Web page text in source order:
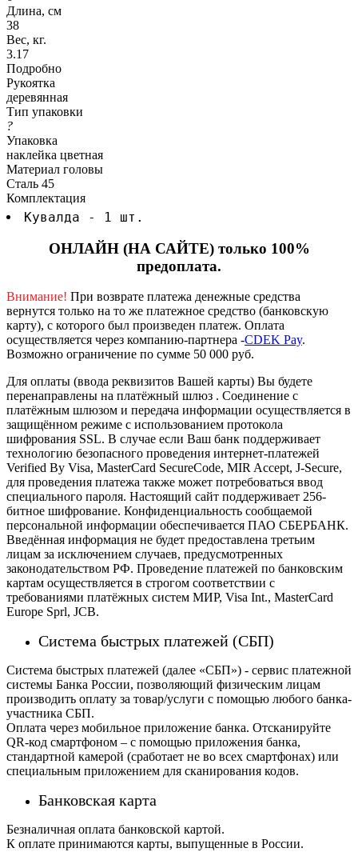
Длина, см
38
Вес, кг.
3.17
Подробно
Рукоятка
деревянная
Тип упаковки
?
Упаковка
наклейка цветная
Материал головы
Сталь 45
Комплектация
Кувалда - 1 шт.
ОНЛАЙН (НА САЙТЕ) только 100%
предоплата.
Внимание! При возврате платежа денежные средства
вернутся только на то же платежное средство (банковскую
карту), с которого был произведен платеж. Оплата
осуществляется через компанию-партнера -CDEK Pay.
Возможно ограничение по сумме 50 000 руб.
Для оплаты (ввода реквизитов Вашей карты) Вы будете
перенаправлены на платёжный шлюз . Соединение с
платёжным шлюзом и передача информации осуществляется в
защищённом режиме с использованием протокола
шифрования SSL. В случае если Ваш банк поддерживает
технологию безопасного проведения интернет-платежей
Verified By Visa, MasterCard SecureCode, MIR Accept, J-Secure,
для проведения платежа также может потребоваться ввод
специального пароля. Настоящий сайт поддерживает 256-
битное шифрование. Конфиденциальность сообщаемой
персональной информации обеспечивается ПАО СБЕРБАНК.
Введённая информация не будет предоставлена третьим
лицам за исключением случаев, предусмотренных
законодательством РФ. Проведение платежей по банковским
картам осуществляется в строгом соответствии с
требованиями платёжных систем МИР, Visa Int., MasterCard
Europe Sprl, JCB.
Система быстрых платежей (СБП)
Система быстрых платежей (далее «СБП») - сервис платежной
системы Банка России, позволяющий физическим лицам
производить оплату за товар/услуги с помощью любого банка-
участника СБП.
Оплата через мобильное приложение банка. Отсканируйте
QR-код смартфоном – с помощью приложения банка,
стандартной камерой (сработает не во всех смартфонах) или
специальным приложением для сканирования кодов.
Банковская карта
Безналичная оплата банковской картой.
К оплате принимаются карты, выпущенные в России.